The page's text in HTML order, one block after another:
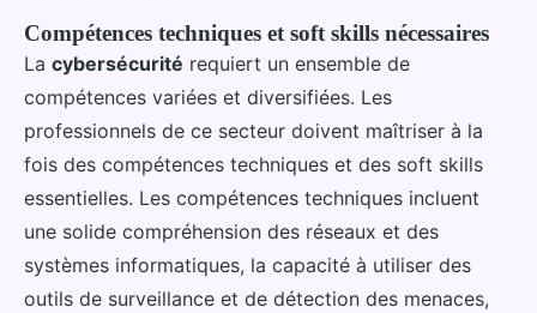
Compétences techniques et soft skills nécessaires
La cybersécurité requiert un ensemble de
compétences variées et diversifiées. Les
professionnels de ce secteur doivent maîtriser à la
fois des compétences techniques et des soft skills
essentielles. Les compétences techniques incluent
une solide compréhension des réseaux et des
systèmes informatiques, la capacité à utiliser des
outils de surveillance et de détection des menaces,